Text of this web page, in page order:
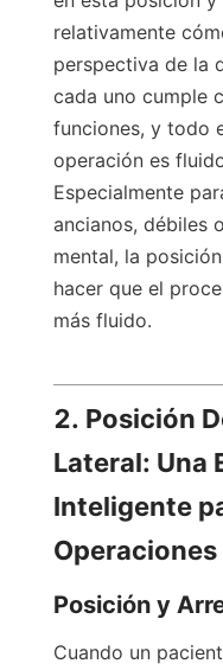
relativamente
perspectiva de la
cada uno cumple
funciones, y todo
operación es
Especialmente
ancianos, débiles
mental, la
hacer que el
más fluido.
2. Posición
Lateral: Una
Inteligente
Posición y
Cuando un